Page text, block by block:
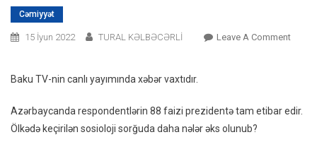
Cəmiyyət
15 İyun 2022 TURAL KƏLBƏCƏRLİ Leave A CommentOn
Çıxıb,
Baku TV-nin canlı yayımında xəbər vaxtıdır.
Azərbaycanda respondentlərin 88 faizi prezidentə tam etibar edir.
Ölkədə keçirilən sosioloji sorğuda daha nələr əks olunub?